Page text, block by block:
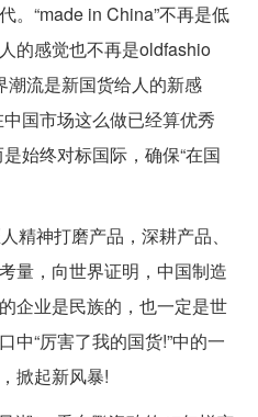
。“made in China”不再是低
的感觉也不再是oldfashio
潮流是新国货给人的新感
国市场这么做已经算优秀
始终对标国际，确保“在国
精神打磨产品，深耕产品、
量，向世界证明，中国制造
企业是民族的，也一定是世
中“厉害了我的国货!”中的一
掀起新风暴!